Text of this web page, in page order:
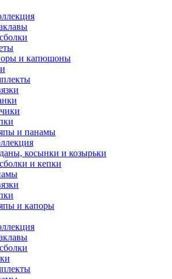
и капюшоны
и панамы
косынки и козырьки
и кепки
и капоры